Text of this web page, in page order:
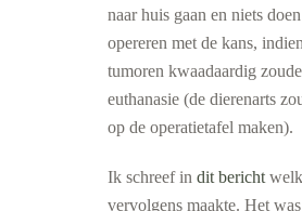
naar huis gaan en niets
opereren met de kans,
tumoren kwaadaardig
euthanasie (de dierenarts
op de operatietafel maken).
Ik schreef in dit bericht
vervolgens maakte. Het